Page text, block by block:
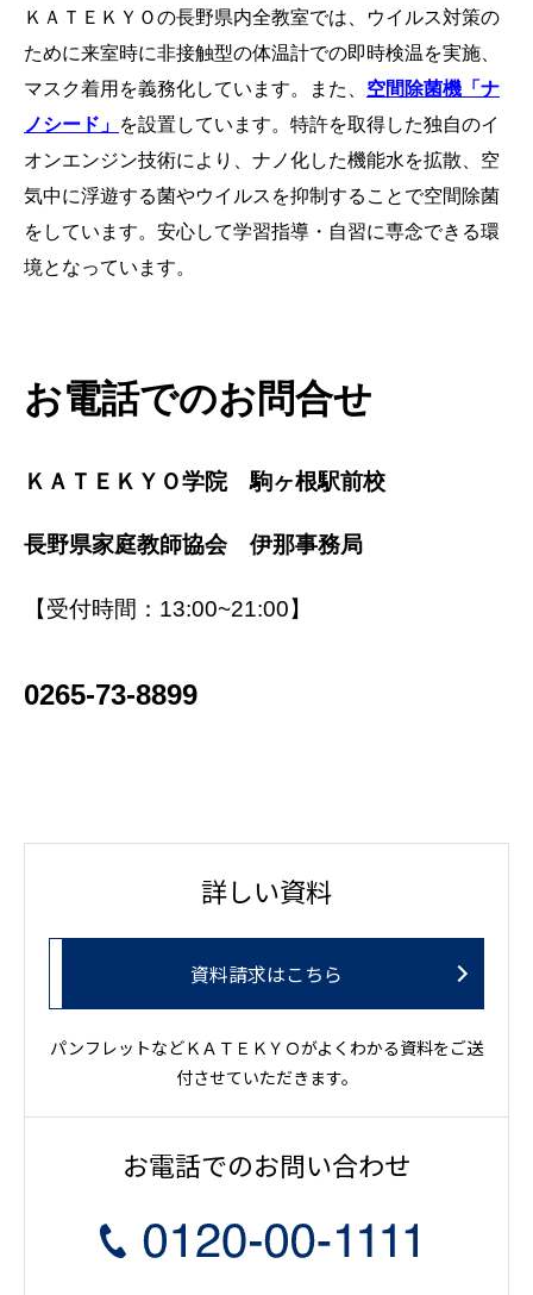
ＫＡＴＥＫＹＯの長野県内全教室では、ウイルス対策の
ために来室時に非接触型の体温計での即時検温を実施、
マスク着用を義務化しています。また、 空間除菌機「ナ
ノシード」 を設置しています。特許を取得した独自のイ
オンエンジン技術により、ナノ化した機能水を拡散、空
気中に浮遊する菌やウイルスを抑制することで空間除菌
をしています。安心して学習指導・自習に専念できる環
境となっています。
お電話でのお問合せ
ＫＡＴＥＫＹＯ学院 駒ヶ根駅前校
長野県家庭教師協会 伊那事務局
【受付時間：13:00~21:00】
0265-73-8899
詳しい資料
資料請求はこちら
パンフレットなどＫＡＴＥＫＹＯがよくわかる資料をご送
付させていただきます。
お電話でのお問い合わせ